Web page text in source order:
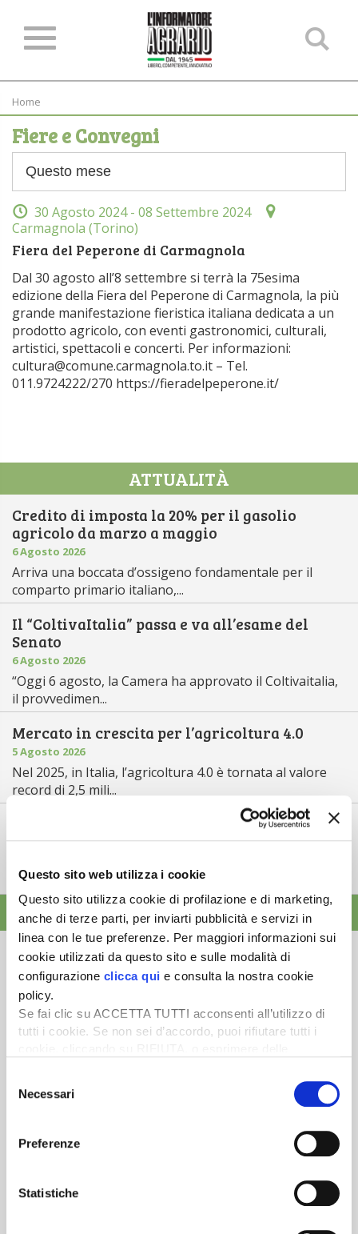
Questo sito web utilizza i cookie
Questo sito utilizza cookie di profilazione e di marketing,
anche di terze parti, per inviarti pubblicità e servizi in
linea con le tue preferenze. Per maggiori informazioni sui
cookie utilizzati da questo sito e sulle modalità di
configurazione clicca qui e consulta la nostra cookie
policy.
Se fai clic su ACCETTA TUTTI acconsenti all’utilizzo di
tutti i cookie. Se non sei d’accordo, puoi rifiutare tutti i
desideri accettare e cliccando ACCETTA SELEZIONATI.
delNecessari
Preferenze
Statistiche
Home
Fiere e Convegni
30 Agosto 2024 - 08 Settembre 2024
Carmagnola (Torino)
Fiera del Peperone di Carmagnola
Dal 30 agosto all’8 settembre si terrà la 75esima
edizione della Fiera del Peperone di Carmagnola, la più
grande manifestazione fieristica italiana dedicata a un
prodotto agricolo, con eventi gastronomici, culturali,
artistici, spettacoli e concerti. Per informazioni:
cultura@comune.carmagnola.to.it – Tel.
011.9724222/270 https://fieradelpeperone.it/
ATTUALITÀ
Credito di imposta la 20% per il gasolio
agricolo da marzo a maggio
6 Agosto 2026
Arriva una boccata d’ossigeno fondamentale per il
comparto primario italiano,...
Il “ColtivaItalia” passa e va all’esame del
Senato
6 Agosto 2026
“Oggi 6 agosto, la Camera ha approvato il Coltivaitalia,
il provvedimen...
Mercato in crescita per l’agricoltura 4.0
5 Agosto 2026
Nel 2025, in Italia, l’agricoltura 4.0 è tornata al valore
record di 2,5 mili...
Saldi Pac: ogni anno entro fine gennaio
3 Agosto 2026
tempistica predefinita e r...
ALTRE NEWS
Newsletter